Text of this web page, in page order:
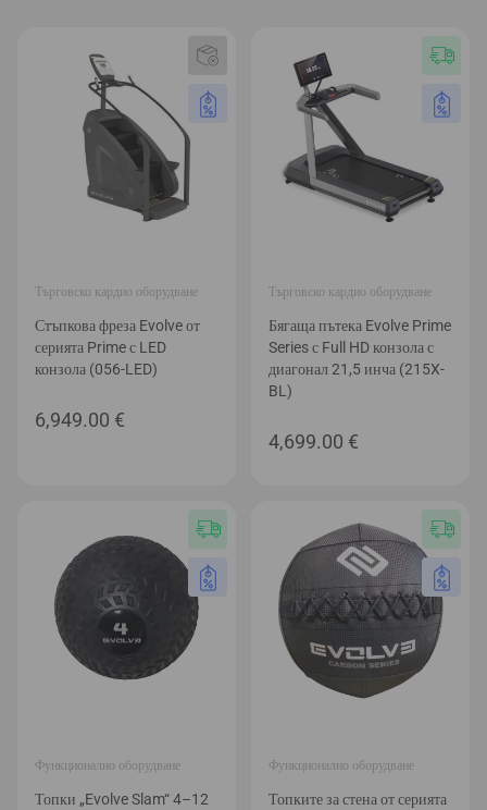
Търговско кардио оборудване
Стъпкова фреза Evolve от
серията Prime с LED
конзола (056-LED)
6,949.00 €
Търговско кардио оборудване
Бягаща пътека Evolve Prime
Series с Full HD конзола с
диагонал 21,5 инча (215X-
BL)
4,699.00 €
Функционално оборудване
Топки „Evolve Slam“ 4–12
Функционално оборудване
Топките за стена от серията